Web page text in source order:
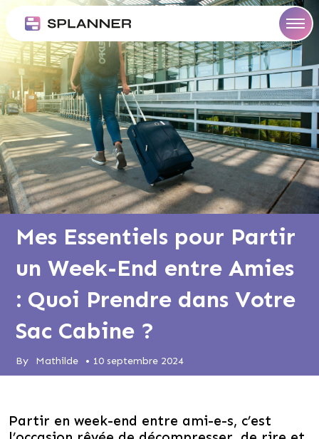
Aller
contenu
Mes Essentiels pour Partir
un Week-End entre Amies
: Quoi Prendre dans Votre
Sac Cabine ?
By Mathilde • 10 septembre 2024
Partir en week-end entre ami-e-s, c’est